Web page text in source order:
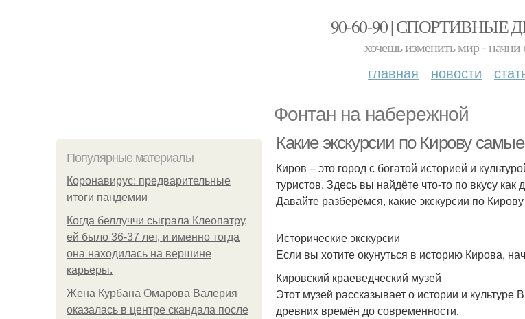
90-60-90 | СПОРТИВНЫЕ
хочешь изменить мир - начни
главная новости
Фонтан на набережной
Популярные материалы
Коронавирус: предварительные
итоги пандемии
Когда беллуччи сыграла Клеопатру,
ей было 36-37 лет, и именно тогда
она находилась на вершине
карьеры.
Жена Курбана Омарова Валерия
оказалась в центре скандала после
Какие экскурсии по Кирову
Киров – это город с богатой историей и
туристов. Здесь вы найдёте что-то по вкусу
Давайте разберёмся, какие экскурсии по
Исторические экскурсии
Если вы хотите окунуться в историю Кирова,
Кировский краеведческий музей
Этот музей рассказывает о истории и
древних времён до современности.